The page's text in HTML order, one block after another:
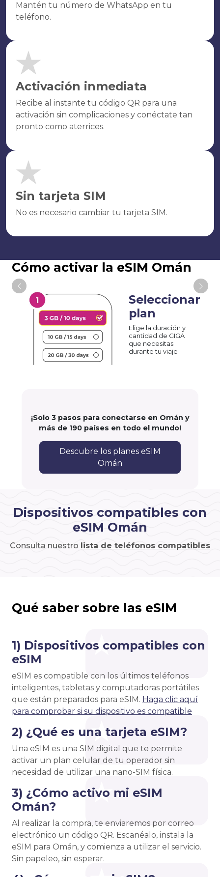
Mantén tu número de WhatsApp en tu
teléfono.
Activación inmediata
Recibe al instante tu código QR para una
activación sin complicaciones y conéctate tan
pronto como aterrices.
Sin tarjeta SIM
No es necesario cambiar tu tarjeta SIM.
Cómo activar la eSIM Omán
Seleccionar
plan
Elige la duración y
cantidad de GIGA
que necesitas
durante tu viaje
¡Solo 3 pasos para conectarse en Omán y
más de 190 países en todo el mundo!
Descubre los planes eSIM
Omán
Dispositivos compatibles con
eSIM Omán
Consulta nuestro lista de teléfonos compatibles
Qué saber sobre las eSIM
1) Dispositivos compatibles con
eSIM
eSIM es compatible con los últimos teléfonos
inteligentes, tabletas y computadoras portátiles
que están preparados para eSIM. Haga clic aquí
para comprobar si su dispositivo es compatible
2) ¿Qué es una tarjeta eSIM?
Una eSIM es una SIM digital que te permite
activar un plan celular de tu operador sin
necesidad de utilizar una nano-SIM física.
3) ¿Cómo activo mi eSIM
Omán?
Al realizar la compra, te enviaremos por correo
electrónico un código QR. Escanéalo, instala la
eSIM para Omán, y comienza a utilizar el servicio.
Sin papeleo, sin esperar.